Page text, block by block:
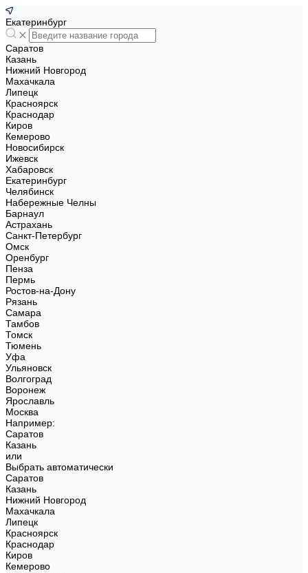
Екатеринбург
Саратов
Казань
Нижний Новгород
Махачкала
Липецк
Красноярск
Краснодар
Киров
Кемерово
Новосибирск
Ижевск
Хабаровск
Екатеринбург
Челябинск
Набережные Челны
Барнаул
Астрахань
Санкт-Петербург
Омск
Оренбург
Пенза
Пермь
Ростов-на-Дону
Рязань
Самара
Тамбов
Томск
Тюмень
Уфа
Ульяновск
Волгоград
Воронеж
Ярославль
Москва
Например:
Саратов
Казань
или
Выбрать автоматически
Саратов
Казань
Нижний Новгород
Махачкала
Липецк
Красноярск
Краснодар
Киров
Кемерово